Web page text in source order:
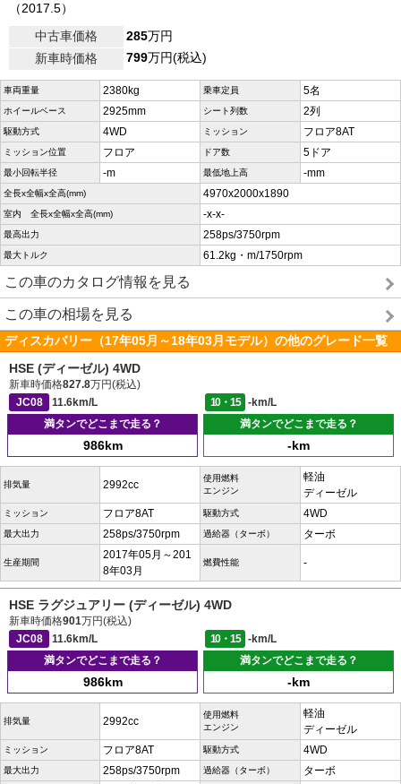
（2017.5）
中古車価格
285万円
新車時価格
799万円(税込)
車両重量 2380kg 乗車定員 5名
ホイールベース 2925mm シート列数 2列
駆動方式 4WD ミッション フロア8AT
ミッション位置 フロア ドア数 5ドア
最小回転半径 -m 最低地上高 -mm
全長x全幅x全高(mm) 4970x2000x1890
室内 全長x全幅x全高(mm) -x-x-
最高出力 258ps/3750rpm
最大トルク 61.2kg・m/1750rpm
この車のカタログ情報を見る
この車の相場を見る
ディスカバリー（17年05月～18年03月モデル）の他のグレード一覧
HSE (ディーゼル) 4WD
新車時価格827.8万円(税込)
JC08
11.6km/L 10・15
-km/L
満タンでどこまで走る？
986km
満タンでどこまで走る？
-km
排気量 2992cc
使用燃料
エンジン
軽油
ディーゼル
ミッション フロア8AT 駆動方式 4WD
最大出力 258ps/3750rpm 過給器（ターボ） ターボ
生産期間
2017年05月～201
8年03月
燃費性能 -
HSE ラグジュアリー (ディーゼル) 4WD
新車時価格901万円(税込)
JC08
11.6km/L 10・15
-km/L
満タンでどこまで走る？
986km
満タンでどこまで走る？
-km
排気量 2992cc
使用燃料
エンジン
軽油
ディーゼル
ミッション フロア8AT 駆動方式 4WD
最大出力 258ps/3750rpm 過給器（ターボ） ターボ